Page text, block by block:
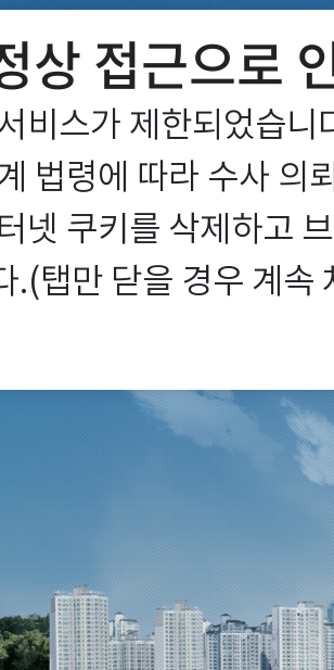
상 접근으로
비스가 제한되었습니
법령에 따라 수사 의
넷 쿠키를 삭제하고
.(탭만 닫을 경우 계속